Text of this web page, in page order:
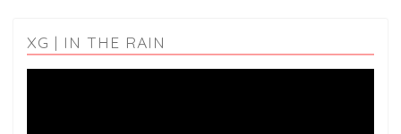
XG | IN THE RAIN